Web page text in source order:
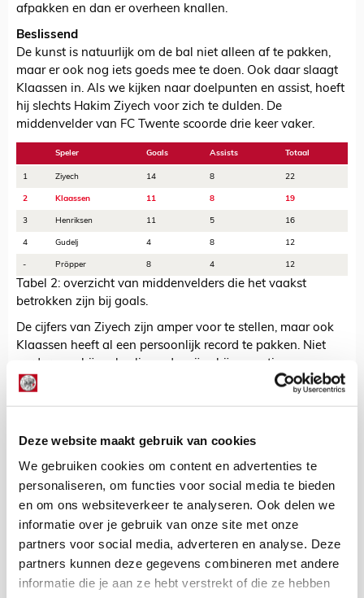
Deze website maakt gebruik van cookies
We gebruiken cookies om content en advertenties te
personaliseren, om functies voor social media te bieden
en om ons websiteverkeer te analyseren. Ook delen we
informatie over je gebruik van onze site met onze
partners voor social media, adverteren en analyse. Deze
partners kunnen deze gegevens combineren met andere
informatie die je aan ze hebt verstrekt of die ze hebben
afpakken en dan er overheen knallen.
Beslissend
De kunst is natuurlijk om de bal niet alleen af te pakken,
maar er ook nog iets goeds mee te doen. Ook daar slaagt
Klaassen in. Als we kijken naar doelpunten en assist, hoeft
hij slechts Hakim Ziyech voor zich te dulden. De
middenvelder van FC Twente scoorde drie keer vaker.
Speler Goals Assists Totaal
1 Ziyech 14 8 22
2 Klaassen 11 8 19
3 Henriksen 11 5 16
4 Gudelj 4 8 12
- Pröpper 8 4 12
Tabel 2: overzicht van middenvelders die het vaakst
betrokken zijn bij goals.
De cijfers van Ziyech zijn amper voor te stellen, maar ook
Klaassen heeft al een persoonlijk record te pakken. Niet
eerder was hij op beslissende wijze bij negentien
doelpunten betrokken. En dan telt het seizoen nog een
Rijpen
Hoewel hij de aanvoerdersband draagt, vergeten we wel
eens dat Klaassen nog altijd pas 23 jaar jong is. Dat krijg
je, als je alweer een jaar of drie vaste waarde bent bij het
eerste elftal. Het is best boeiend om te zien welke groei de
captain doormaakt. In feite scoort hij op zo'n beetje alle
fronten hoger dan ooit.